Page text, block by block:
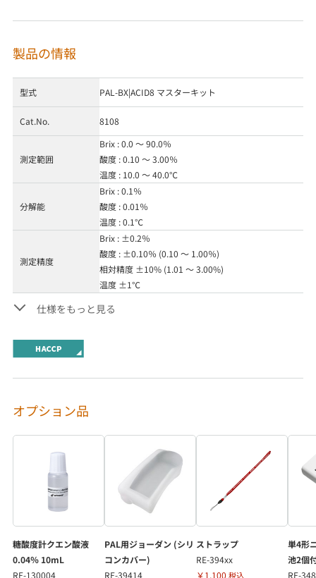
製品の情報
型式 PAL-BX|ACID8 マスターキット
Cat.No. 8108
測定範囲
Brix : 0.0 ～ 90.0％
酸度 : 0.10 ～ 3.00％
温度 : 10.0 ～ 40.0℃
分解能
Brix : 0.1％
酸度 : 0.01％
温度 : 0.1℃
測定精度
Brix : ±0.2％
酸度 : ±0.10％ (0.10 ～ 1.00％)
相対精度 ±10% (1.01 ～ 3.00%)
温度 ±1℃
仕様をもっと見る
オプション品
糖酸度計クエン酸液
0.04％ 10mL
RE-130004
PAL用ジョーダン (シリ
コンカバー)
RE-39414
ストラップ
RE-394xx
￥1,100 税込
単4形
池2個
RE-